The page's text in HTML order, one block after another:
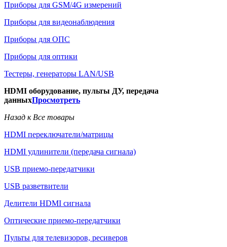
Приборы для GSM/4G измерений
Приборы для видеонаблюдения
Приборы для ОПС
Приборы для оптики
Тестеры, генераторы LAN/USB
HDMI оборудование, пульты ДУ, передача
данныхПросмотреть
Назад к Все товары
HDMI переключатели/матрицы
HDMI удлинители (передача сигнала)
USB приемо-передатчики
USB разветвители
Делители HDMI сигнала
Оптические приемо-передатчики
Пульты для телевизоров, ресиверов